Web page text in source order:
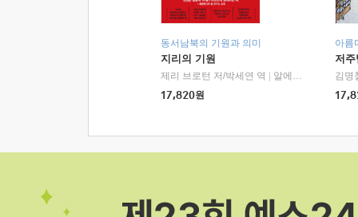
동서남북의 기원과 의미
지리의 기원
제리 브로턴 저/박세연 역
알에이치코리아(RHK)
17,820원
아름
저
김명